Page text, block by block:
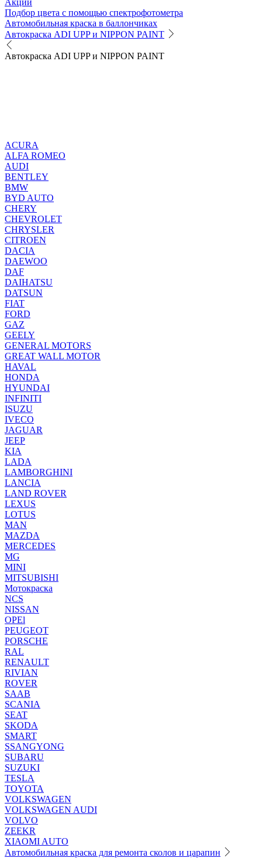
Подбор цвета с помощью спектрофотометра
Автомобильная краска в баллончиках
Автокраска ADI UPP и NIPPON PAINT
Автокраска ADI UPP и NIPPON PAINT
ACURA
ALFA ROMEO
AUDI
BENTLEY
BMW
BYD AUTO
CHERY
CHEVROLET
CHRYSLER
CITROEN
DACIA
DAEWOO
DAF
DAIHATSU
DATSUN
FIAT
FORD
GAZ
GEELY
GENERAL MOTORS
GREAT WALL MOTOR
HAVAL
HONDA
HYUNDAI
INFINITI
ISUZU
IVECO
JAGUAR
JEEP
KIA
LADA
LAMBORGHINI
LANCIA
LAND ROVER
LEXUS
LOTUS
MAN
MAZDA
MERCEDES
MG
MINI
MITSUBISHI
Мотокраска
NCS
NISSAN
OPEl
PEUGEOT
PORSCHE
RAL
RENAULT
RIVIAN
ROVER
SAAB
SCANIA
SEAT
SKODA
SMART
SSANGYONG
SUBARU
SUZUKI
TESLA
TOYOTA
VOLKSWAGEN
VOLKSWAGEN AUDI
VOLVO
ZEEKR
XIAOMI AUTO
Автомобильная краска для ремонта сколов и царапин